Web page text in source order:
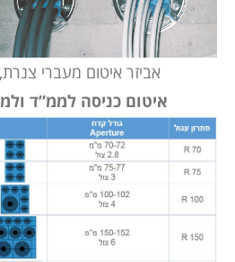
אביזר איטום מעברי
איטום כניסה לממ”ד